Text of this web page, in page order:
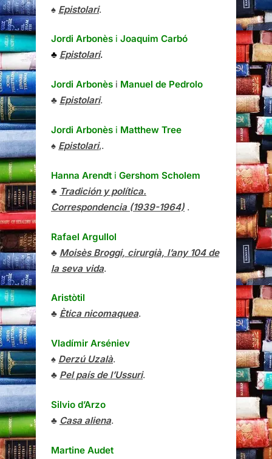
♠ Epistolari.
Jordi Arbonès i Joaquim Carbó
♣ Epistolari.
Jordi Arbonès i Manuel de Pedrolo
♣ Epistolari.
Jordi Arbonès i Matthew Tree
♠ Epistolari,.
Hanna Arendt i Gershom Scholem
♣ Tradición y política.
Correspondencia (1939-1964) .
Rafael Argullol
♣ Moisès Broggi, cirurgià, l’any 104 de
la seva vida.
Aristòtil
♣ Ètica nicomaquea.
Vladímir Arséniev
♠ Derzú Uzalà.
♣ Pel país de l’Ussuri.
Silvio d’Arzo
♣ Casa aliena.
Martine Audet